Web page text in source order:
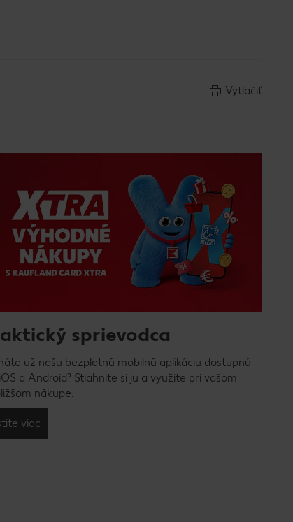
Vytlačiť
sprievodca
už našu bezplatnú mobilnú aplikáciu dostupnú
a Android? Stiahnite si ju a využite pri vašom
nákupe.
viac